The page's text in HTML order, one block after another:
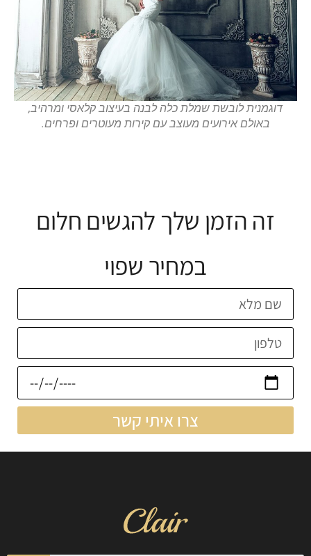
דוגמנית לובשת שמלת כלה לבנה בעיצוב קלאסי ומרהיב,
באולם אירועים מעוצב עם קירות מעוטרים ופרחים.
זה הזמן שלך להגשים חלום
במחיר שפוי
צרו איתי קשר